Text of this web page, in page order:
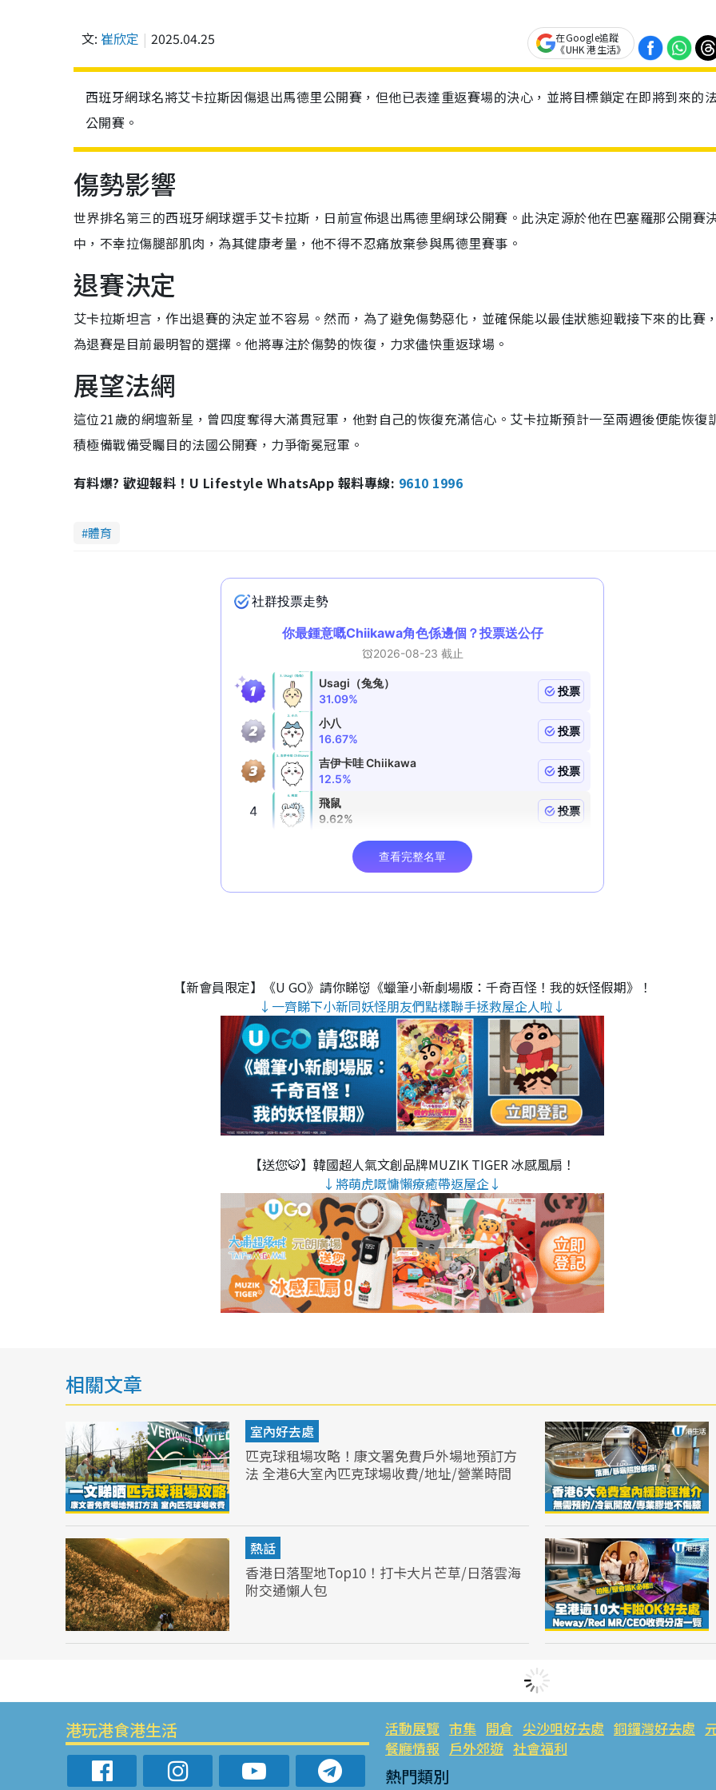
文: 崔欣定 2025.04.25
在Google追蹤
《UHK 港生活》
西班牙網球名將艾卡拉斯因傷退出馬德里公開賽，但他已表達重返賽場的決心，並將目標鎖定在即將到來的
公開賽。
傷勢影響
世界排名第三的西班牙網球選手艾卡拉斯，日前宣佈退出馬德里網球公開賽。此決定源於他在巴塞羅那公開賽
中，不幸拉傷腿部肌肉，為其健康考量，他不得不忍痛放棄參與馬德里賽事。
退賽決定
艾卡拉斯坦言，作出退賽的決定並不容易。然而，為了避免傷勢惡化，並確保能以最佳狀態迎戰接下來的比賽
為退賽是目前最明智的選擇。他將專注於傷勢的恢復，力求儘快重返球場。
展望法網
這位21歲的網壇新星，曾四度奪得大滿貫冠軍，他對自己的恢復充滿信心。艾卡拉斯預計一至兩週後便能恢復
積極備戰備受矚目的法國公開賽，力爭衛冕冠軍。
有料爆? 歡迎報料！U Lifestyle WhatsApp 報料專線: 9610 1996
體育
【新會員限定】《U GO》請你睇👹《蠟筆小新劇場版：千奇百怪！我的妖怪假期》！
↓一齊睇下小新同妖怪朋友們點樣聯手拯救屋企人啦↓
【送您🐯】韓國超人氣文創品牌MUZIK TIGER 冰感風扇！
↓將萌虎嘅慵懶療癒帶返屋企↓
相關文章
室內好去處
匹克球租場攻略！康文署免費戶外場地預訂方
法 全港6大室內匹克球場收費/地址/營業時間
熱話
香港日落聖地Top10！打卡大片芒草/日落雲海
附交通懶人包
港玩港食港生活 活動展覽 市集 開倉 尖沙咀好去處 銅鑼灣好去處
餐廳情報 戶外郊遊 社會福利
熱門類別